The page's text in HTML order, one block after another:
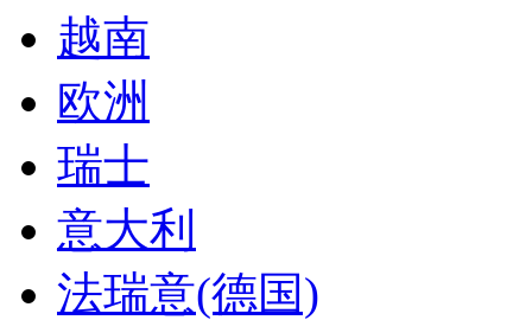
越南
欧洲
瑞士
意大利
法瑞意(德国)